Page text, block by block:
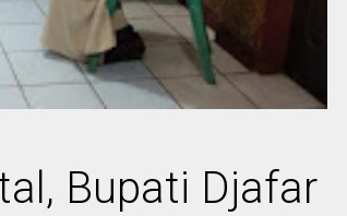
Bupati Djafar